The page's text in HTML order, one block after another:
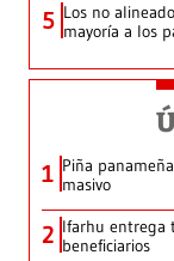
5 Los no
mayoría a los
1 Piña
masivo
2 Ifarhu entrega
beneficiarios